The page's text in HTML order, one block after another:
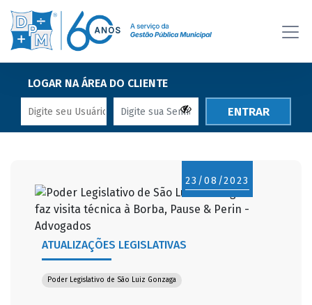
LOGAR NA ÁREA DO CLIENTE
ENTRAR
23/08/2023
ATUALIZAÇÕES LEGISLATIVAS
Poder Legislativo de São Luiz Gonzaga